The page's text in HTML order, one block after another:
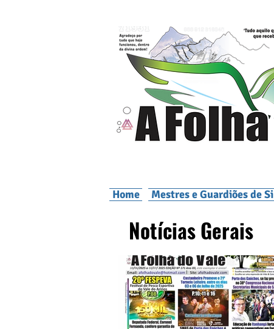
Home Mestres e Guardiões de Si
Notícias Gerais